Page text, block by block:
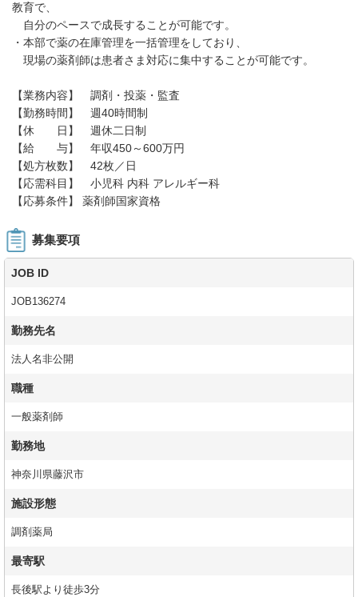
教育で、
自分のペースで成長することが可能です。
・本部で薬の在庫管理を一括管理をしており、
現場の薬剤師は患者さま対応に集中することが可能です。
【業務内容】 調剤・投薬・監査
【勤務時間】 週40時間制
【休 日】 週休二日制
【給 与】 年収450～600万円
【処方枚数】 42枚／日
【応需科目】 小児科 内科 アレルギー科
【応募条件】 薬剤師国家資格
募集要項
JOB ID
JOB136274
勤務先名
法人名非公開
職種
一般薬剤師
勤務地
神奈川県藤沢市
施設形態
調剤薬局
最寄駅
長後駅より徒歩3分